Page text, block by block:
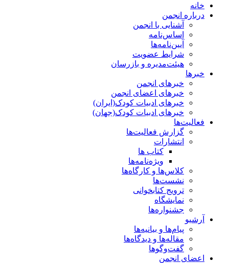
خانه
درباره انجمن
آشنایی با انجمن
اساس‌نامه
آیین‌نامه‌ها
شرایط عضویت
هیئت‌مدیره و بازرسان
خبرها
خبرهای انجمن
خبرهای اعضای انجمن
خبرهای ادبیات کودک(ایران)
خبرهای ادبیات کودک(جهان)
فعالیت‌ها
گزارش فعالیت‌ها
انتشارات
کتاب ها
ویژه‌نامه‌ها
کلاس‌ها و کارگاه‌ها
نشست‌ها
ترویج کتابخوانی
نمایشگاه
جشنواره‌ها
آرشیو
پیام‌ها و بیانیه‌ها
مقاله‌ها و دیدگاه‌ها
گفت‌وگوها
اعضای انجمن